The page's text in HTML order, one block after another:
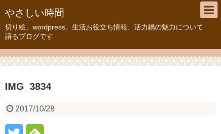
やさしい時間
切り絵、wordpress、生活お役立ち情報、活力鍋の魅力について
語るブログです
IMG_3834
2017/10/28